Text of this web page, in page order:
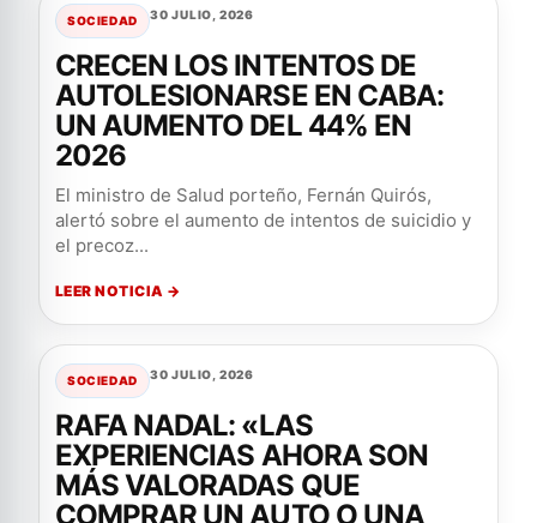
SOCIEDAD 30 JULIO, 2026
CRECEN LOS INTENTOS DE
AUTOLESIONARSE EN CABA:
UN AUMENTO DEL 44% EN
2026
El ministro de Salud porteño, Fernán Quirós,
alertó sobre el aumento de intentos de suicidio y
el precoz...
LEER NOTICIA →
SOCIEDAD 30 JULIO, 2026
RAFA NADAL: «LAS
EXPERIENCIAS AHORA SON
MÁS VALORADAS QUE
COMPRAR UN AUTO O UNA